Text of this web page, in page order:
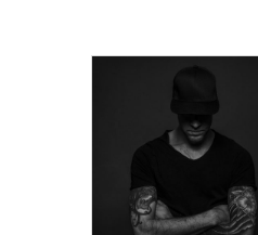
TOPLINER
PRODUCER
LYRICIST